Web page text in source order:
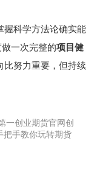
握科学方法论确实能
一次完整的项目健
比努力重要，但持续
一创业期货官网创
把手教你玩转期货